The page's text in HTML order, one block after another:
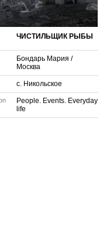
ЧИСТИЛЬЩИК РЫБЫ
Бондарь Мария /
Москва
с. Никольское
People. Events. Everyday
life